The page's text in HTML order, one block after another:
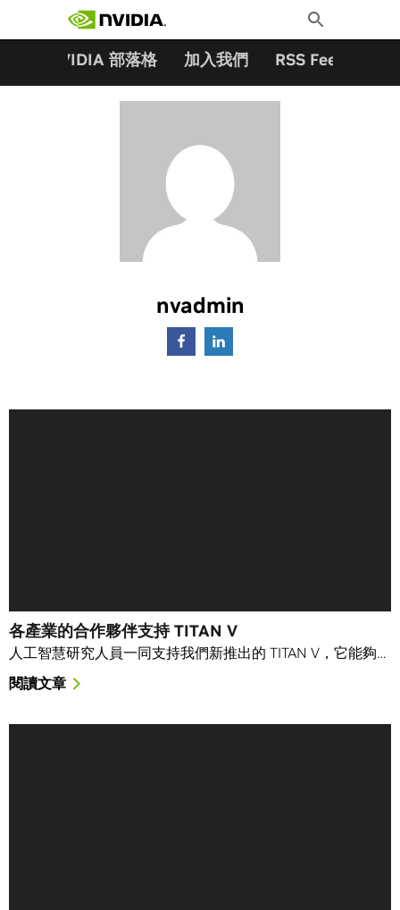
Toggle
Search
NVIDIA 部落格 加入我們 RSS Feeds
nvadmin
各產業的合作夥伴支持 TITAN V
人工智慧研究人員一同支持我們新推出的 TITAN V，它能夠…
閱讀文章